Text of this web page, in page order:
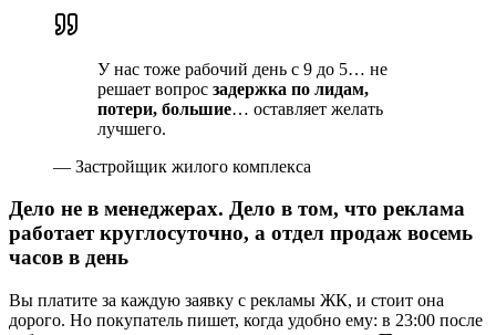
У нас тоже рабочий день с 9 до 5… не
решает вопрос задержка по лидам,
потери, большие… оставляет желать
лучшего.
— Застройщик жилого комплекса
Дело не в менеджерах. Дело в том, что реклама
работает круглосуточно, а отдел продаж восемь
часов в день
Вы платите за каждую заявку с рекламы ЖК, и стоит она
дорого. Но покупатель пишет, когда удобно ему: в 23:00 после